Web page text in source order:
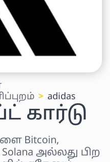
adidas
கார்டு
Bitcoin,
Solana அல்லது பிற